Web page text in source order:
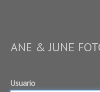
ANE & JUNE
Usuario